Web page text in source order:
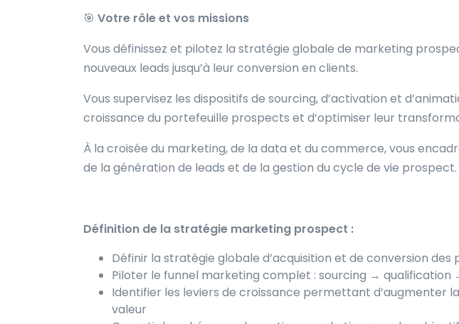
🎯 Votre rôle et vos missions
Vous définissez et pilotez la stratégie globale de marketing
nouveaux leads jusqu’à leur conversion en clients.
Vous supervisez les dispositifs de sourcing, d’activation et
croissance du portefeuille prospects et d’optimiser leur
À la croisée du marketing, de la data et du commerce, vous
de la génération de leads et de la gestion du cycle de vie prospect.
Définition de la stratégie marketing prospect :
Définir la stratégie globale d’acquisition et de conversion des
Piloter le funnel marketing complet : sourcing →
Identifier les leviers de croissance permettant d’augmenter
valeur